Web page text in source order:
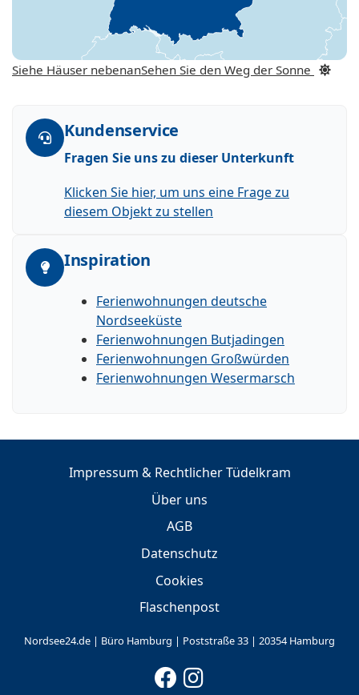
Siehe Häuser nebenanSehen Sie den Weg der Sonne
Kundenservice
Fragen Sie uns zu dieser Unterkunft
Klicken Sie hier, um uns eine Frage zu
diesem Objekt zu stellen
Inspiration
Ferienwohnungen deutsche
Nordseeküste
Ferienwohnungen Butjadingen
Ferienwohnungen Großwürden
Ferienwohnungen Wesermarsch
Impressum & Rechtlicher Tüdelkram
Über uns
AGB
Datenschutz
Cookies
Flaschenpost
Nordsee24.de | Büro Hamburg | Poststraße 33 | 20354 Hamburg